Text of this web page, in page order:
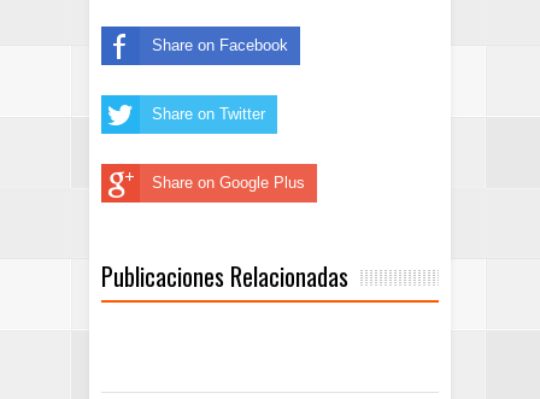
Share on Facebook
Share on Twitter
Share on Google Plus
Publicaciones Relacionadas